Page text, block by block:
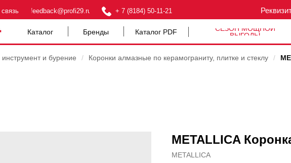
+ 7 (8184) 50-11-21
feedback@profi29.ru
Каталог Бренды Каталог PDF
СЕЗОН МОЩНОЙ
ВЫГОДЫ
и бурение / Коронки алмазные по керамограниту, плитке и стеклу /
METALLICA
METALLICA